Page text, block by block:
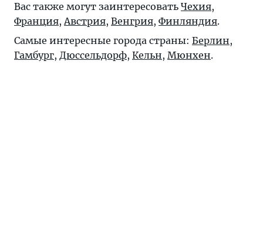
Вас также могут заинтересовать Чехия,
Франция,Австрия, Венгрия, Финляндия.
Самые интересные города страны: Берлин,
Гамбург, Дюссельдорф, Кельн, Мюнхен.